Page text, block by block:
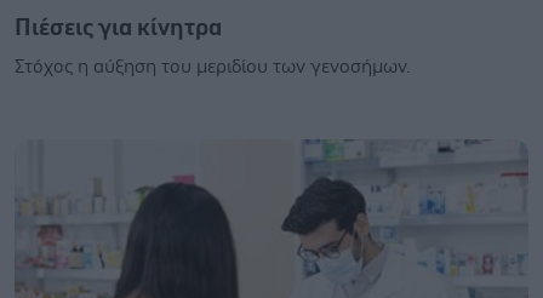
Πιέσεις για κίνητρα
Στόχος η αύξηση του μεριδίου των γενοσήμων.